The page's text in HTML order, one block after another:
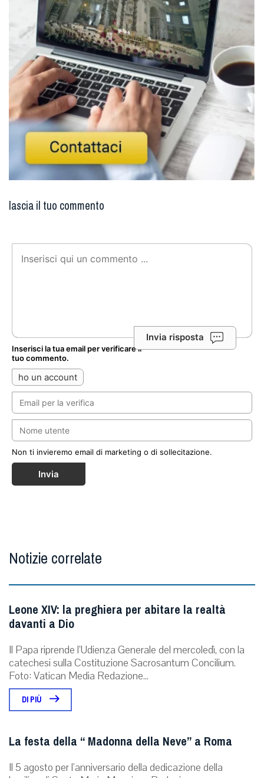
lascia il tuo commento
Invia risposta
Inserisci la tua email per verificare il
tuo commento.
ho un account
Non ti invieremo email di marketing o di sollecitazione.
Invia
Notizie correlate
Leone XIV: la preghiera per abitare la realtà
davanti a Dio
Il Papa riprende l’Udienza Generale del mercoledì, con la
catechesi sulla Costituzione Sacrosantum Concilium.
Foto: Vatican Media Redazione...
DI PIÙ
La festa della “ Madonna della Neve” a Roma
Il 5 agosto per l’anniversario della dedicazione della